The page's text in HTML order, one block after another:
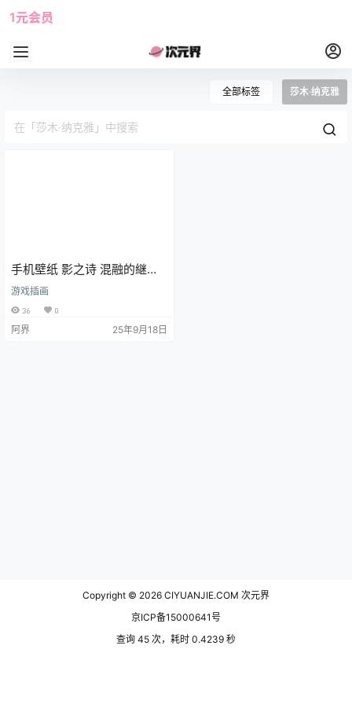
1元会员
全部标签 莎木·纳克雅
手机壁纸 影之诗 混融的継承
者 莎木·纳克雅@山羊
游戏插画
36 0
阿界 25年9月18日
Copyright © 2026 CIYUANJIE.COM 次元界
京ICP备15000641号
查询 45 次，耗时 0.4239 秒